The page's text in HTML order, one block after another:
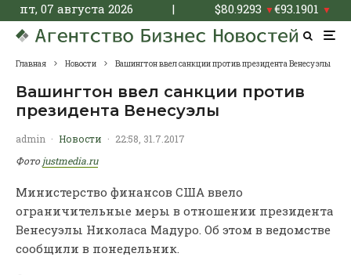
пт, 07 августа 2026 | $80.9293 ▼€93.1901 ▼
Главная Новости Вашингтон ввел санкции против президента Венесуэлы
Вашингтон ввел санкции против
президента Венесуэлы
admin · Новости · 22:58, 31.7.2017
Фотоjustmedia.ru
Министерство финансов США ввело
ограничительные меры в отношении президента
Венесуэлы Николаса Мадуро. Об этом в ведомстве
сообщили в понедельник.